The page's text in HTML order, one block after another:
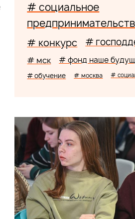
# социальное
# конкурс #
# мск # фонд наше
# обучение # москва #